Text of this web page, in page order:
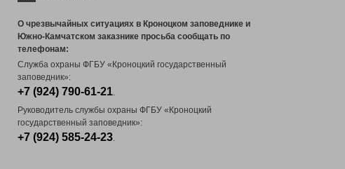
О чрезвычайных ситуациях в Кроноцком заповеднике и
Южно-Камчатском заказнике просьба сообщать по
телефонам:
Служба охраны ФГБУ «Кроноцкий государственный
заповедник»:
+7 (924) 790-61-21.
Руководитель службы охраны ФГБУ «Кроноцкий
государственный заповедник»:
+7 (924) 585-24-23.